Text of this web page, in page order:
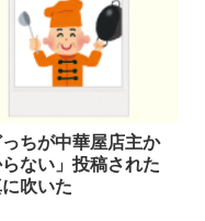
っちが中華屋店主か
ない」投稿された
吹いた